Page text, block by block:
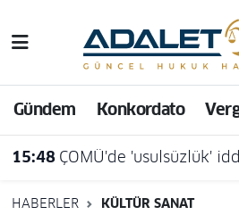
Gündem Konkordato
15:48 ÇOMÜ'de 'usulsüzlük' iddiası:
HABERLER KÜLTÜR SANAT
Hava Durumu
Trafik Durumu
Süper Lig Puan Durumu
Tüm Manşetler